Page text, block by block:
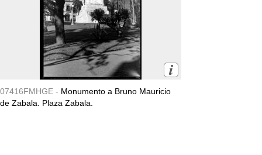
07416FMHGE - Monumento a Bruno Mauricio
de Zabala. Plaza Zabala.